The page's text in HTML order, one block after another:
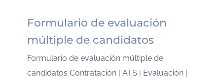
Formulario de evaluación
múltiple de candidatos
Formulario de evaluación múltiple de
candidatos Contratación | ATS | Evaluación |